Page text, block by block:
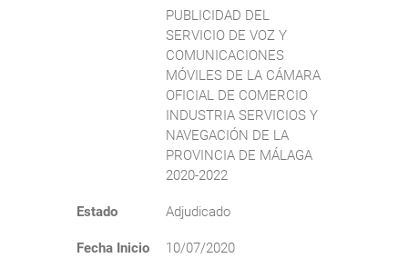
PUBLICIDAD DEL
SERVICIO DE VOZ Y
COMUNICACIONES
MÓVILES DE LA CÁMARA
OFICIAL DE COMERCIO
INDUSTRIA SERVICIOS Y
NAVEGACIÓN DE LA
PROVINCIA DE MÁLAGA
2020-2022
Estado Adjudicado
Fecha Inicio 10/07/2020